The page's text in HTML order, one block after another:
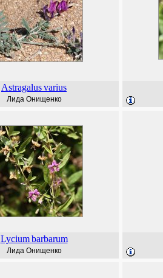
Astragalusvarius
Лида Онищенко
Lycium barbarum
Лида Онищенко